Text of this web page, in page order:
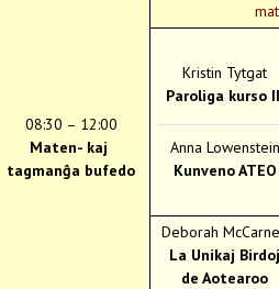
08:30 – 12:00
Maten- kaj
tagmanĝa bufedo
Kristin Tytgat
Paroliga kurso
Anna Lowenstein
Kunveno ATEO
Deborah
La Unikaj Birdoj
de Aotearoo